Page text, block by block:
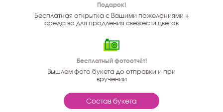
Подарок!
Бесплатная открытка с Вашими пожеланиями +
средство для продления свежести цветов
Бесплатный фотоотчёт!
Вышлем фото букета до отправки и при
вручении
Состав букета